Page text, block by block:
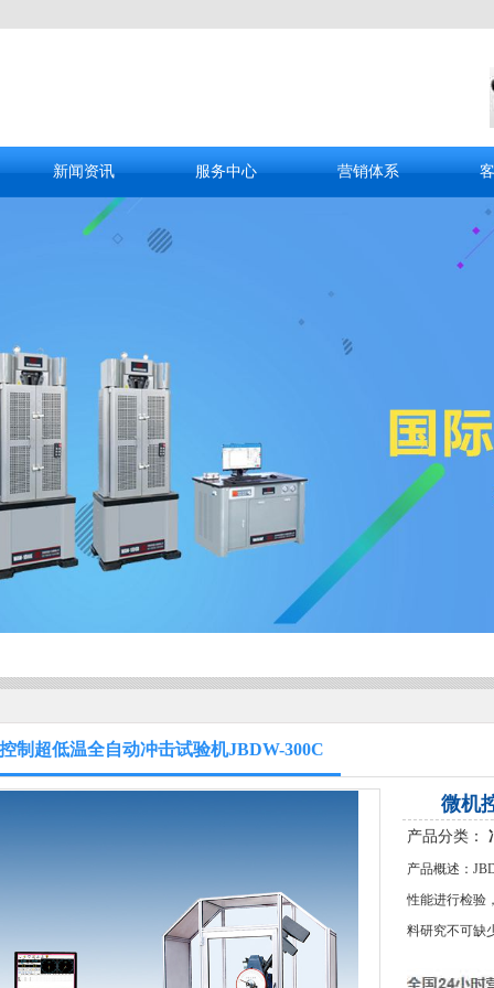
新闻资讯 服务中心 营销体系
制超低温全自动冲击试验机JBDW-300C
微机
产品分类：
产品概述：
性能进行检验
料研究不可缺